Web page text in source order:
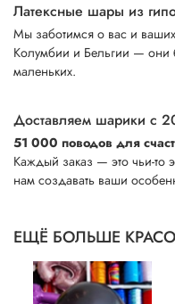
Латексные шары из
Мы заботимся о вас и
Колумбии и Бельгии —
маленьких.
Доставляем шарики с
51 000 поводов для
Каждый заказ — это чьи-то
нам создавать ваши
ЕЩЁ БОЛЬШЕ